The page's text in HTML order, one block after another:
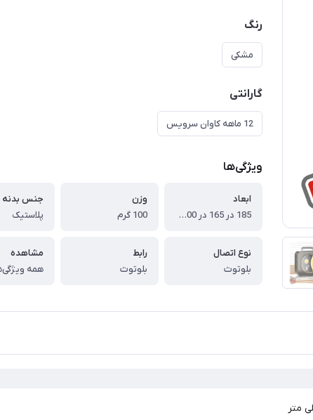
رنگ
مشکی
گارانتی
12 ماهه کاوان سرویس
ویژگی‌ها
ابعاد
185 در 165 در 100 میلی متر
وزن
100 گرم
جنس بدنه
پلاستیک
نوع اتصال
بلوتوث
رابط
بلوتوث
مشاهده
همه